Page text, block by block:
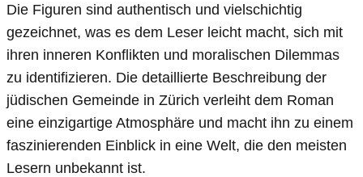
Die Figuren sind authentisch und vielschichtig
gezeichnet, was es dem Leser leicht macht, sich mit
ihren inneren Konflikten und moralischen Dilemmas
zu identifizieren. Die detaillierte Beschreibung der
jüdischen Gemeinde in Zürich verleiht dem Roman
eine einzigartige Atmosphäre und macht ihn zu einem
faszinierenden Einblick in eine Welt, die den meisten
Lesern unbekannt ist.